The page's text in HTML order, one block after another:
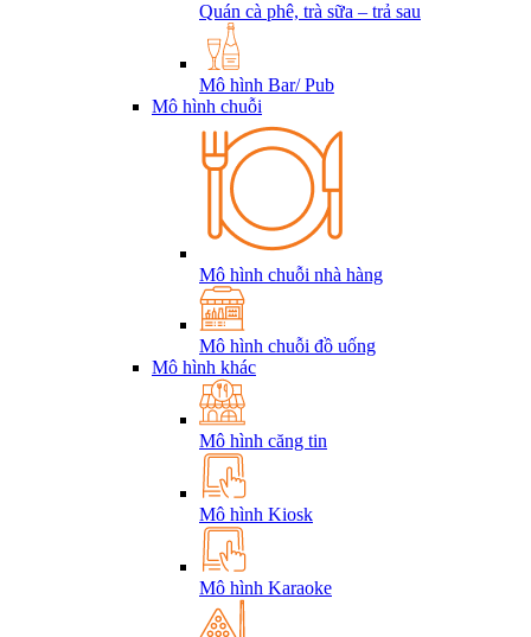
Quán cà phê, trà sữa – trả sau
Mô hình Bar/ Pub
Mô hình chuỗi
Mô hình chuỗi nhà hàng
Mô hình chuỗi đồ uống
Mô hình khác
Mô hình căng tin
Mô hình Kiosk
Mô hình Karaoke